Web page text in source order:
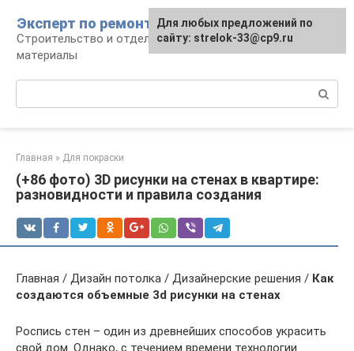
контенту
Эксперт по ремонту
Строительство и отделка: работы и
материалы
Главная » Для покраски
(+86 фото) 3D рисунки на стенах в квартире:
разновидности и правила создания
Главная / Дизайн потолка / Дизайнерские решения / Как
создаются объемные 3d рисунки на стенах
Роспись стен – один из древнейших способов украсить
свой дом. Однако, с течением времени технологии
Для любых предложений по
сайту: strelok-33@cp9.ru
Для любых предложений по
сайту: strelok-33@cp9.ru